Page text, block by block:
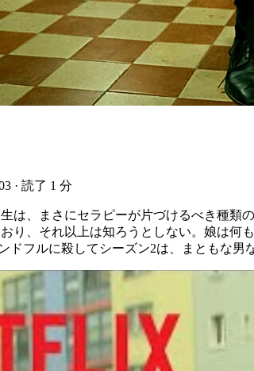
· 読了 1 分
は、まさにセラピーが片づけるべき種
り、それ以上は知ろうとしない。娘は何
ドフルに殺してシーズン2は、まともな男